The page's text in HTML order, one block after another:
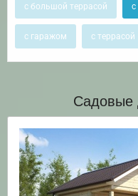
с большой террасой с
с гаражом с террасой
Садовые